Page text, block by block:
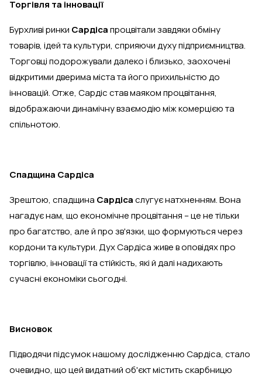
Торгівля та інновації
Бурхливі ринки Сардісапроцвітали завдяки обміну
товарів, ідей та культури, сприяючи духу підприємництва.
Торговці подорожували далеко і близько, заохочені
відкритими дверима міста та його прихильністю до
інновацій. Отже, Сардіс став маяком процвітання,
відображаючи динамічну взаємодію між комерцією та
спільнотою.
Спадщина Сардіса
Зрештою, спадщина Сардісаслугує натхненням. Вона
нагадує нам, що економічне процвітання – це не тільки
про багатство, але й про зв'язки, що формуються через
кордони та культури. Дух Сардіса живе в оповідях про
торгівлю, інновації та стійкість, які й далі надихають
сучасні економіки сьогодні.
Висновок
Підводячи підсумок нашому дослідженню Сардіса, стало
очевидно, що цей видатний об'єкт містить скарбницю